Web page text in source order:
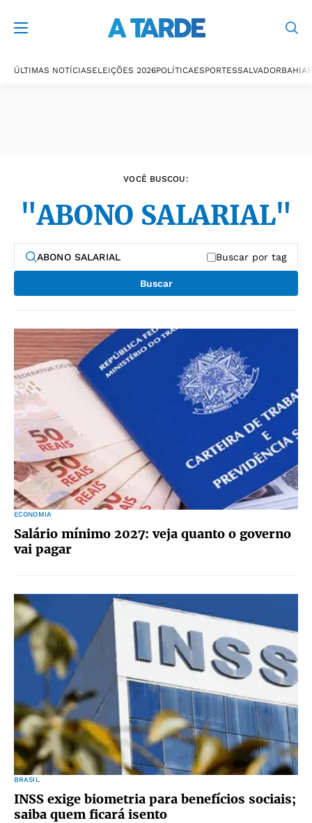
ÚLTIMAS NOTÍCIASELEIÇÕES 2026POLÍTICAESPORTESSALVADORBAHIA
VOCÊ BUSCOU:
"ABONO SALARIAL"
Buscar por tag
Buscar
ECONOMIA
Salário mínimo 2027: veja quanto o governo
vai pagar
BRASIL
INSS exige biometria para benefícios sociais;
saiba quem ficará isento